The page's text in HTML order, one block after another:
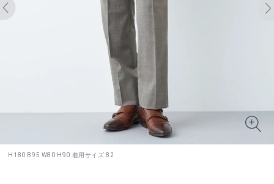
H180 B95 W80 H90 着用サイズ:82